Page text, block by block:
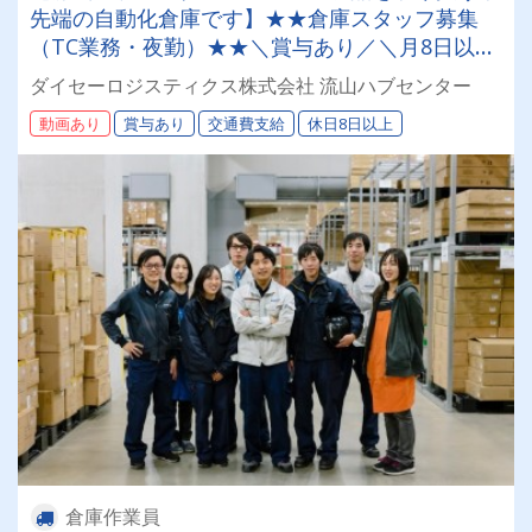
先端の自動化倉庫です】★★倉庫スタッフ募集
（TC業務・夜勤）★★＼賞与あり／＼月8日以上
休み／＼月給30万以上可／資格・経験問いませ
ん！最先端の環境で学びながら成長できます♪
ダイセーロジスティクス株式会社 流山ハブセンター
動画あり 賞与あり 交通費支給 休日8日以上
倉庫作業員